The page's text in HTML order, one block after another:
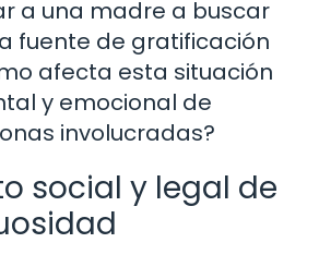
a una madre a buscar
fuente de gratificación
afecta esta situación
y emocional de
involucradas?
social y legal de